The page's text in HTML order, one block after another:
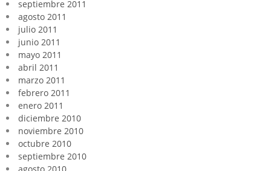
septiembre 2011
agosto 2011
julio 2011
junio 2011
mayo 2011
abril 2011
marzo 2011
febrero 2011
enero 2011
diciembre 2010
noviembre 2010
octubre 2010
septiembre 2010